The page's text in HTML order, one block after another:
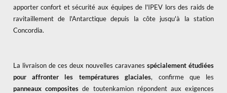
apporter confort et sécurité aux équipes de l'IPEV lors des raids de
ravitaillement de l'Antarctique depuis la côte jusqu'à la station
Concordia.
La livraison de ces deux nouvelles caravanesspécialement étudiées
pour affronter les températures glaciales, confirme que les
panneaux compositesde toutenkamion répondent aux exigences